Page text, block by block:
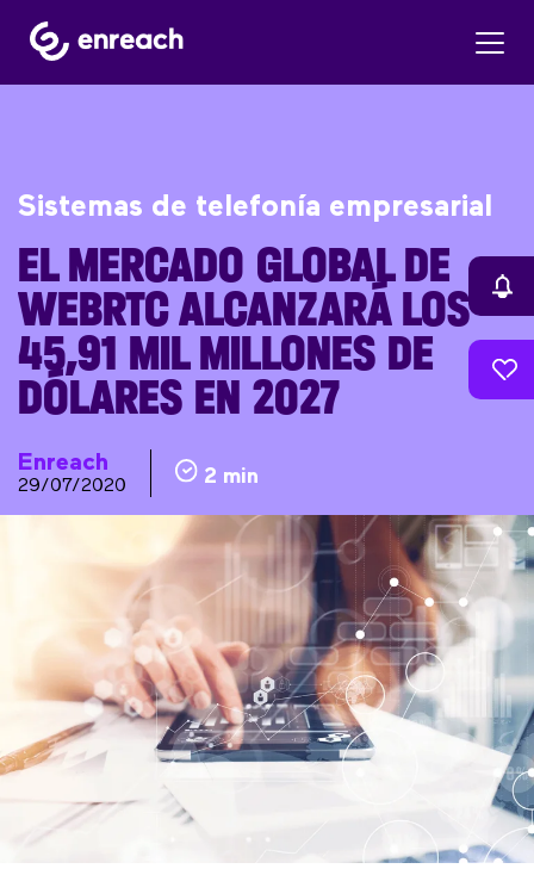
Sistemas de telefonía empresarial
EL MERCADO GLOBAL DE
WEBRTC ALCANZARÁ LOS
45,91 MIL MILLONES DE
DÓLARES EN 2027
Enreach
29/07/2020 2 min